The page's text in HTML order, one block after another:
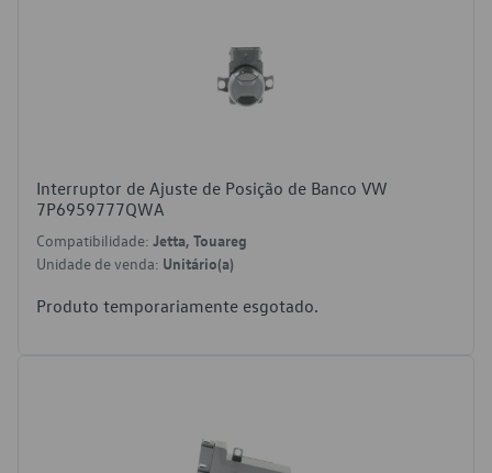
Interruptor de Ajuste de Posição de Banco VW
7P6959777QWA
Compatibilidade: Jetta, Touareg
Unidade de venda: Unitário(a)
Produto temporariamente esgotado.